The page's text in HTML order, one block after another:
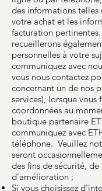
des informations telles
votre achat et les
facturation
recueillerons
personnelles à votre
communiquez avec
vous nous contactez
concernant un de nos
services), lorsque vous
coordonnées au
boutique partenaire
communiquez avec
téléphone. Veuillez
seront
des fins de sécurité,
d’amélioration ;
Si vous choisissez